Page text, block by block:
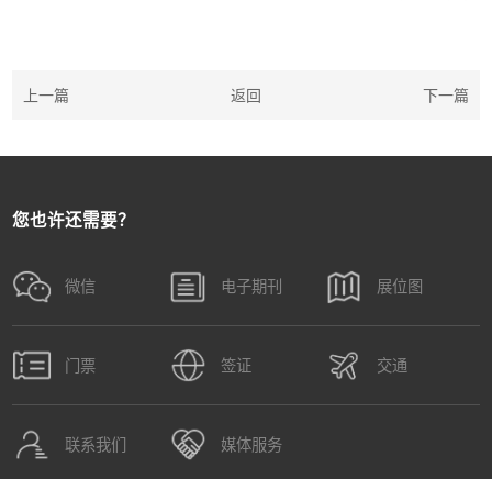
上一篇 返回 下一篇
您也许还需要？
微信 电子期刊 展位图
门票 签证 交通
联系我们 媒体服务